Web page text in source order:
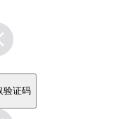
验证码